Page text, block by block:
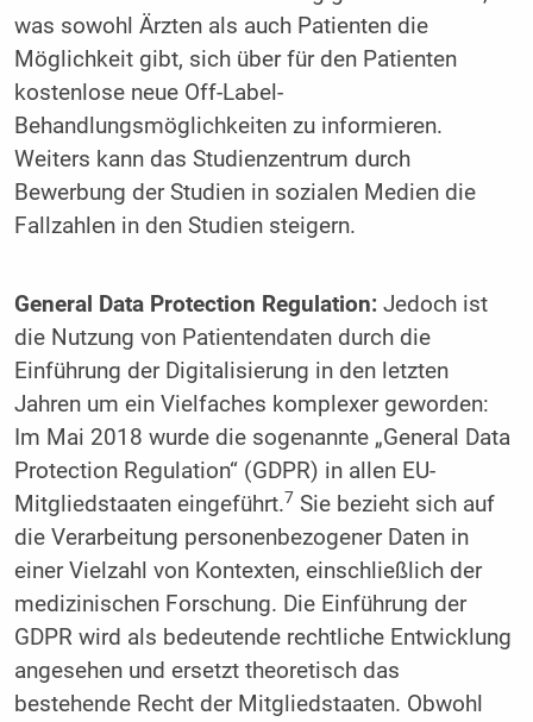
was sowohl Ärzten als auch Patienten die
Möglichkeit gibt, sich über für den Patienten
kostenlose neue Off-Label-
Behandlungsmöglichkeiten zu informieren.
Weiters kann das Studienzentrum durch
Bewerbung der Studien in sozialen Medien die
Fallzahlen in den Studien steigern.
General Data Protection Regulation:Jedoch ist
die Nutzung von Patientendaten durch die
Einführung der Digitalisierung in den letzten
Jahren um ein Vielfaches komplexer geworden:
Im Mai 2018 wurde die sogenannte „General Data
Protection Regulation“ (GDPR) in allen EU-
Mitgliedstaaten eingeführt.7 Sie bezieht sich auf
die Verarbeitung personenbezogener Daten in
einer Vielzahl von Kontexten, einschließlich der
medizinischen Forschung. Die Einführung der
GDPR wird als bedeutende rechtliche Entwicklung
angesehen und ersetzt theoretisch das
bestehende Recht der Mitgliedstaaten. Obwohl